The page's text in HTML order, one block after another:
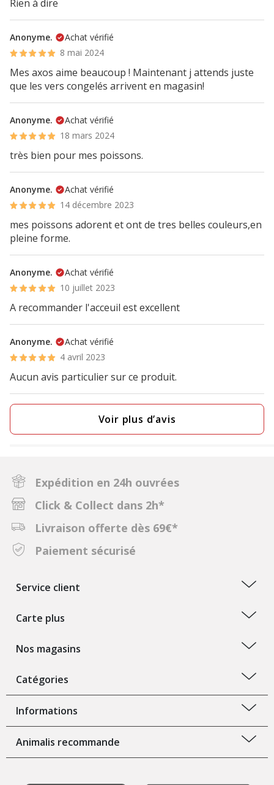
Rien à dire
Anonyme.
Achat vérifié
8 mai 2024
Mes axos aime beaucoup ! Maintenant j attends juste
que les vers congelés arrivent en magasin!
Anonyme.
Achat vérifié
18 mars 2024
très bien pour mes poissons.
Anonyme.
Achat vérifié
14 décembre 2023
mes poissons adorent et ont de tres belles couleurs,en
pleine forme.
Anonyme.
Achat vérifié
10 juillet 2023
A recommander l'acceuil est excellent
Anonyme.
Achat vérifié
4 avril 2023
Aucun avis particulier sur ce produit.
Voir plus d’avis
Expédition en 24h ouvrées
Click & Collect dans 2h*
Livraison offerte dès 69€*
Paiement sécurisé
Service client
Carte plus
Nos magasins
Catégories
Informations
Animalis recommande